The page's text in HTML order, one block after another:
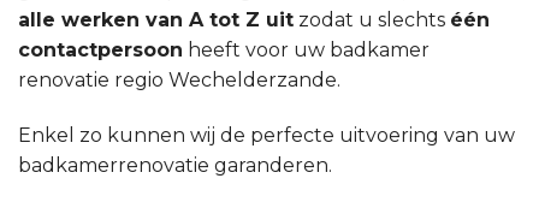
alle werken van A tot Z uit zodat u slechts één
contactpersoon heeft voor uw badkamer
renovatie regio Wechelderzande.
Enkel zo kunnen wij de perfecte uitvoering van uw
badkamerrenovatie garanderen.